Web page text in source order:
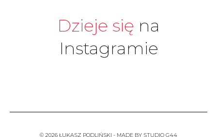
Dzieje się na
Instagramie
© 2026 ŁUKASZ PODLIŃSKI - MADE BY STUDIO G44